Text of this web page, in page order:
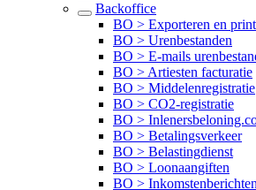
Backoffice
BO > Exporteren en
BO > Urenbestanden
BO > E-mails
BO > Artiesten facturatie
BO > Middelenregistratie
BO > CO2-registratie
BO >
BO > Betalingsverkeer
BO > Belastingdienst
BO > Loonaangiften
BO > Inkomstenberichten